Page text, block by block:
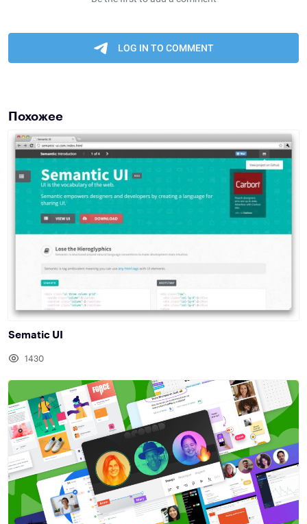
Похожее
Sematic UI
1430